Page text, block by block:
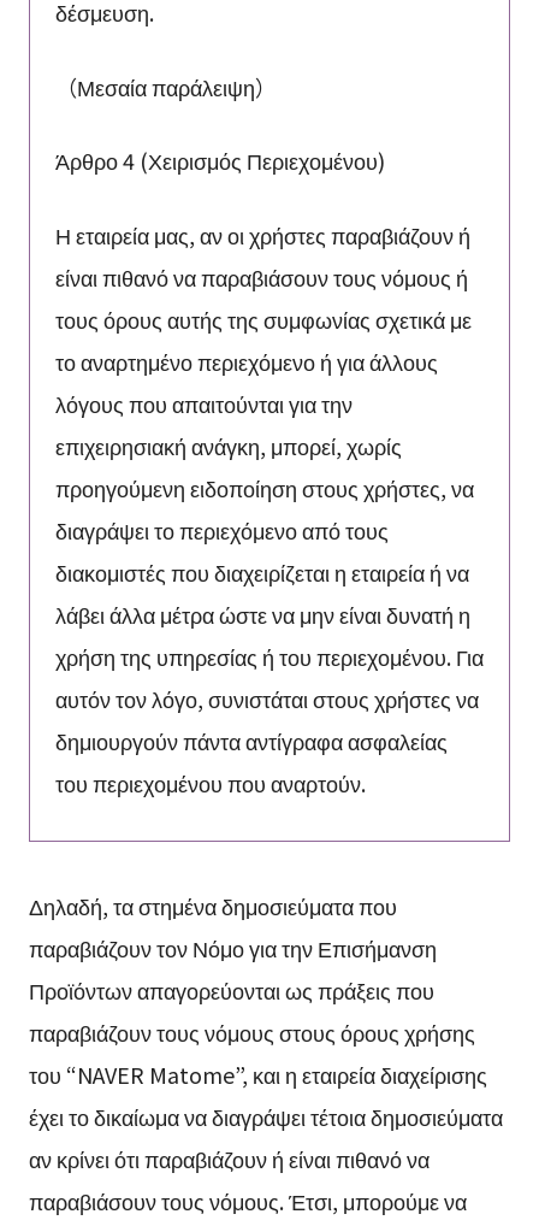
δέσμευση.
（Μεσαία παράλειψη）
Άρθρο 4 (Χειρισμός Περιεχομένου)
Η εταιρεία μας, αν οι χρήστες παραβιάζουν ή
είναι πιθανό να παραβιάσουν τους νόμους ή
τους όρους αυτής της συμφωνίας σχετικά με
το αναρτημένο περιεχόμενο ή για άλλους
λόγους που απαιτούνται για την
επιχειρησιακή ανάγκη, μπορεί, χωρίς
προηγούμενη ειδοποίηση στους χρήστες, να
διαγράψει το περιεχόμενο από τους
διακομιστές που διαχειρίζεται η εταιρεία ή να
λάβει άλλα μέτρα ώστε να μην είναι δυνατή η
χρήση της υπηρεσίας ή του περιεχομένου. Για
αυτόν τον λόγο, συνιστάται στους χρήστες να
δημιουργούν πάντα αντίγραφα ασφαλείας
του περιεχομένου που αναρτούν.
Δηλαδή, τα στημένα δημοσιεύματα που
παραβιάζουν τον Νόμο για την Επισήμανση
Προϊόντων απαγορεύονται ως πράξεις που
παραβιάζουν τους νόμους στους όρους χρήσης
του “NAVER Matome”, και η εταιρεία διαχείρισης
έχει το δικαίωμα να διαγράψει τέτοια δημοσιεύματα
αν κρίνει ότι παραβιάζουν ή είναι πιθανό να
παραβιάσουν τους νόμους. Έτσι, μπορούμε να